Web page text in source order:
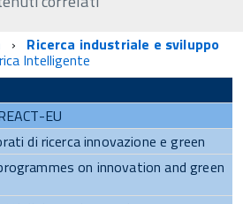
Ricerca industriale e sviluppo
Intelligente
EU
di ricerca innovazione e green
on innovation and green